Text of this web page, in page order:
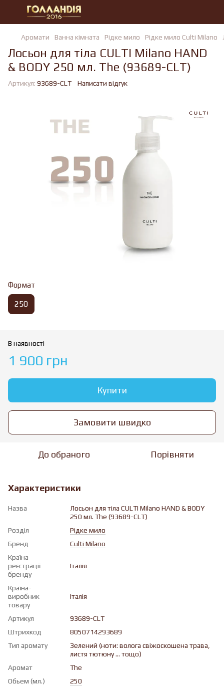
Аромати Ванна кімната Рідке мило Рідке мило Culti Milano
Лосьон для тіла CULTI Milano HAND
& BODY 250 мл. The (93689-CLT)
Артикул: 93689-CLT Написати відгук
Формат
250
В наявності
1 900 грн
Купити
Замовити швидко
До обраного Порівняти
Характеристики
Назва
Лосьон для тіла CULTI Milano HAND & BODY
250 мл. The (93689-CLT)
Розділ
Рідке мило
Бренд
Culti Milano
Країна
реєстрації
бренду
Італія
Країна-
виробник
товару
Італія
Артикул
93689-CLT
Штрихкод
8050714293689
Тип аромату
Зелений (ноти: волога свіжоскошена трава,
листя тютюну ... тощо)
Аромат
The
Обьем (мл.)
250